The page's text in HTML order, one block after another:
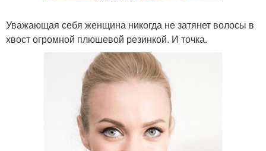
Уважающая себя женщина никогда не затянет волосы в
хвост огромной плюшевой резинкой. И точка.